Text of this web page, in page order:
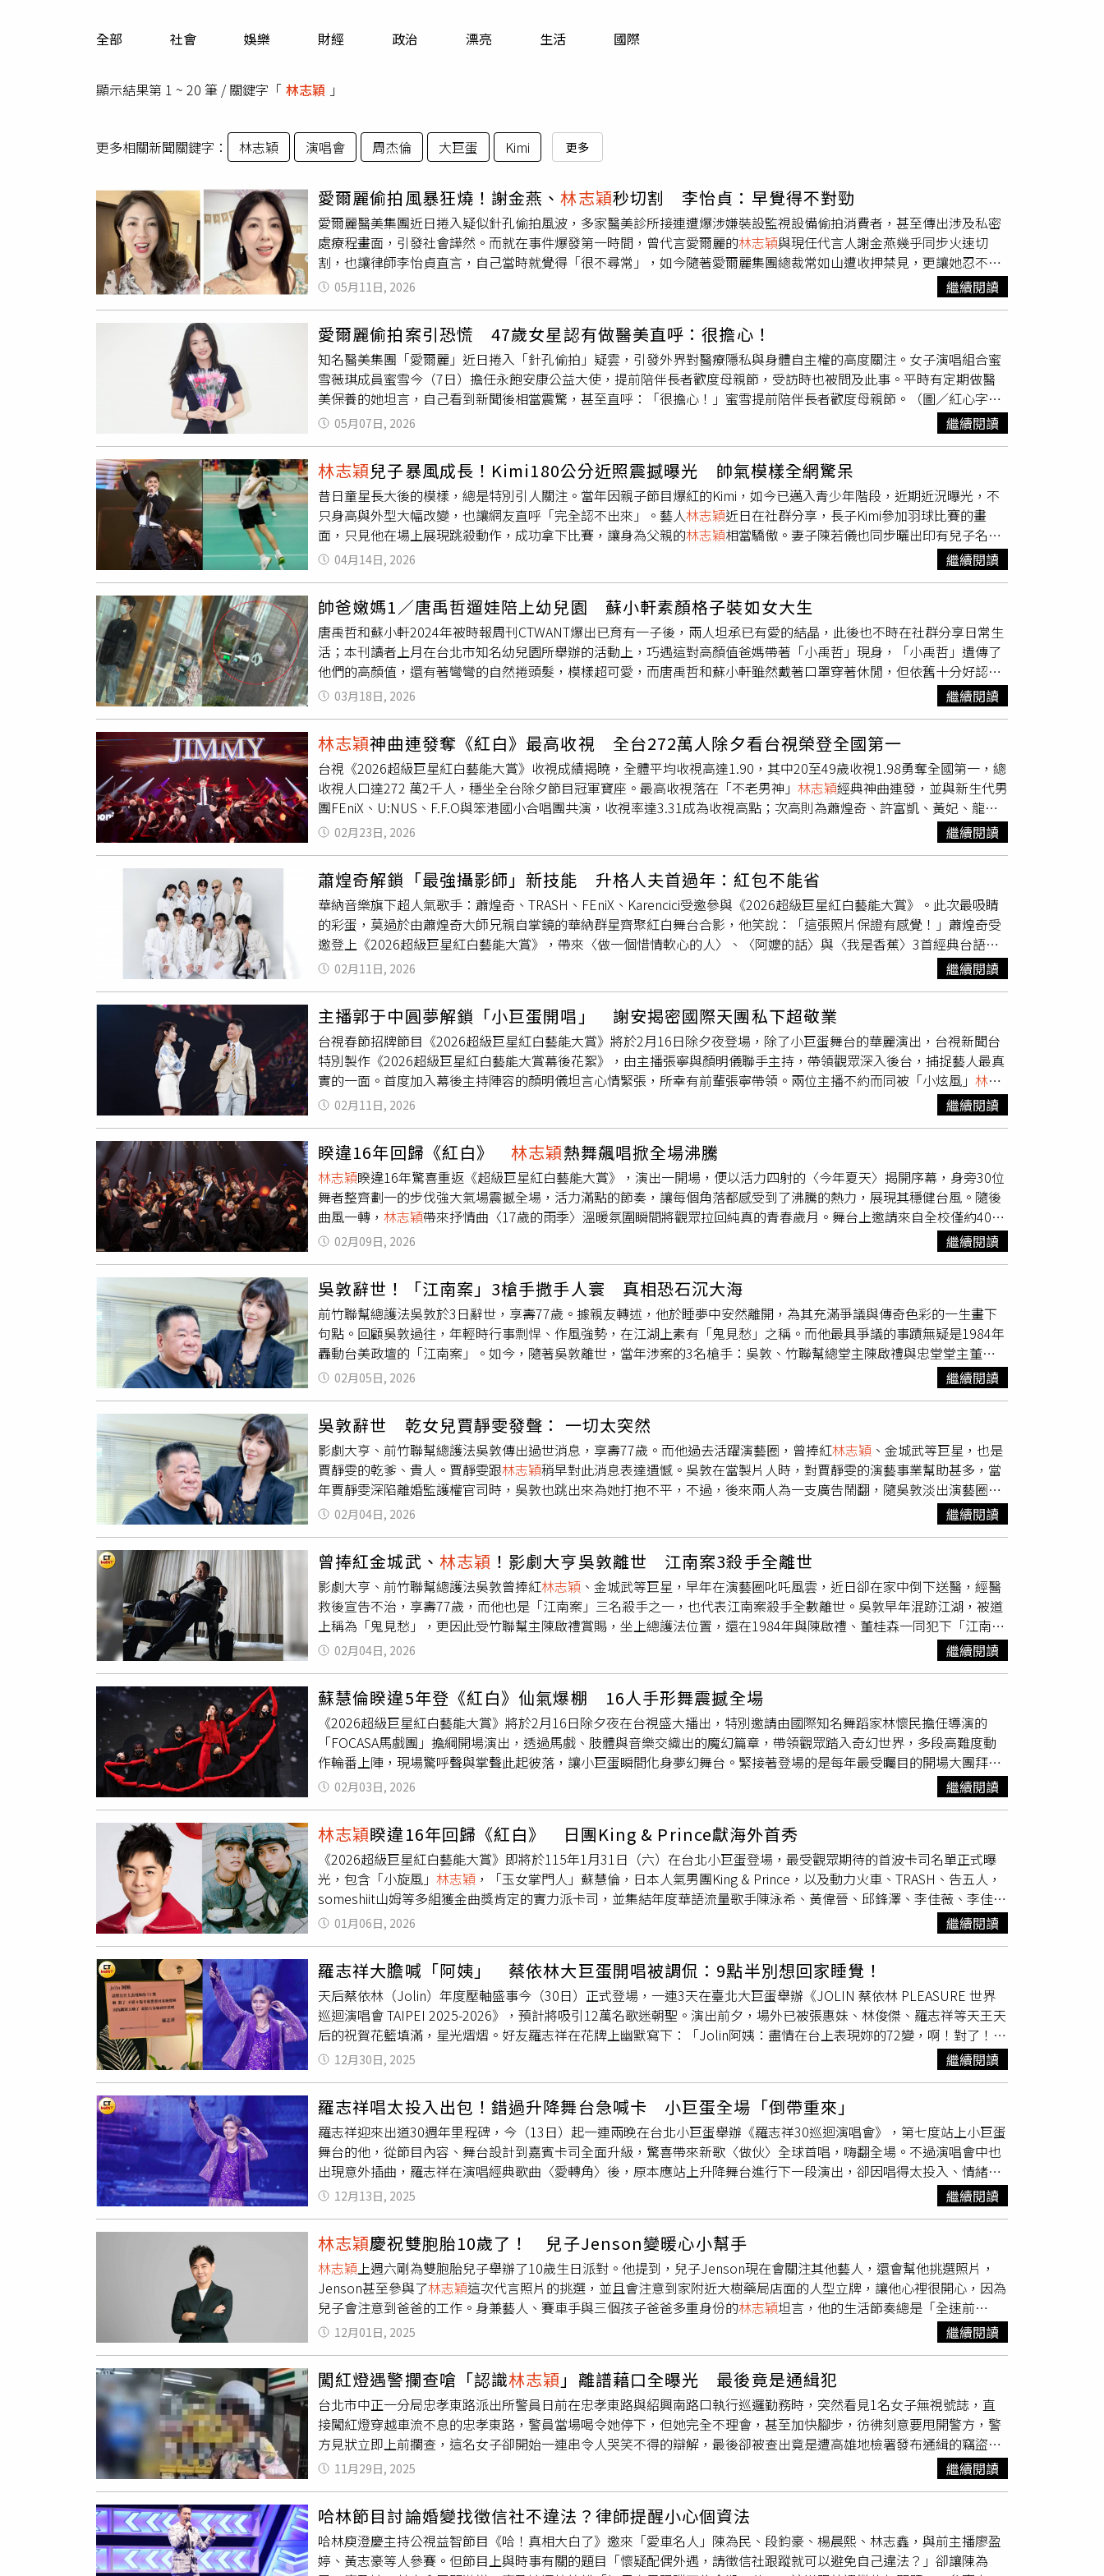
運勢
全部 社會 娛樂 財經 政治 漂亮 生活 國際
顯示結果第 1 ~ 20 筆 / 關鍵字「 林志穎 」
更多相關新聞關鍵字： 林志穎 演唱會 周杰倫 大巨蛋 Kimi 更多
愛爾麗偷拍風暴狂燒！謝金燕、林志穎秒切割 李怡貞：早覺得不對勁
愛爾麗醫美集團近日捲入疑似針孔偷拍風波，多家醫美診所接連遭爆涉嫌裝設監視設備偷拍消費者，甚至傳出涉及私密
處療程畫面，引發社會譁然。而就在事件爆發第一時間，曾代言愛爾麗的林志穎與現任代言人謝金燕幾乎同步火速切
割，也讓律師李怡貞直言，自己當時就覺得「很不尋常」，如今隨著愛爾麗集團總裁常如山遭收押禁見，更讓她忍不住
驚呼：「果然後面還有事。」李怡貞近日發文表示，這幾天持續觀察偷拍案新聞風向與後續進展，而最先讓她感到疑惑
切割代言的速度實在太快。她坦言，一般藝人若與品牌合作多年，當品牌出現爭議時，通常都
直覺認為「事情恐怕不單純」。其中林志穎已公開表示，自己與愛爾麗的合作早已結束，並強調「一切交由司法處
理」；謝金燕方面也迅速切割相關合作。李怡貞則直言，兩人動作之快，真的相當少見，而後續發展也印證她的懷疑，
愛爾麗集團總裁常如山目前已遭收押禁見，事件持續向上延燒。除此之外，李怡貞也提到，另一位曾代言相關診所的許
藍方，在診所遭爆偷拍後，則是立刻發出「保留立場」聲明，但目前相關代言內容並未全面撤下。她直言，如果偷拍內
容涉及女性私密處醫美療程，其恐怖程度甚至「比廁所針孔偷拍還可怕」。李怡貞指出，在專業醫療環境中，未經患者
明確同意偷拍、錄影，甚至讓對方誤以為只是公共區域監視用途，卻實際錄下醫療與手術過程，早已嚴重侵犯隱私與身
體自主權。她也以自身律師工作舉例表示，即便法律諮詢需要錄音，也一定要事前取得當事人同意並清楚說明用途，
「未經同意，不得偷偷攝錄兩造間對話，本來就是專業倫理基本素養」。李怡貞進一步透露，近期網路甚至流傳，有部
分醫美診所會找網紅拍攝業配、體驗女性私密處醫美，而背後疑似與黃子佼相關的「創意私房」案件有所關聯。雖然消
息真偽尚未證實，但她坦言，「光想到就細思極恐」。她也忍不住質疑：「手術行為真的適合拿來業配或推廣嗎？」李
怡貞指出，女性在進行私密部位療程時，過程中難免會出現呻吟、脆弱狀態，甚至部分侵入式療程，可能涉及長型醫療
器具進入身體的畫面，「這樣的內容，創意私房會喜歡嗎？我想，我們其實都有答案了。」李怡貞最後無奈感嘆，如今
這個社會被惡意與邪惡滲透的速度，比大家想像中還快，網路世界更充斥許多包裝成甜美誘惑、實際卻可能將人拖入深
淵的「蜜糖」。她也提醒家長與年輕人，這個時代早已不同，除了要學會辨別是非，更要懂得保護自己與下一代的隱私
與安全。
05月11日, 2026 繼續閱讀
愛爾麗偷拍案引恐慌 47歲女星認有做醫美直呼：很擔心！
知名醫美集團「愛爾麗」近日捲入「針孔偷拍」疑雲，引發外界對醫療隱私與身體自主權的高度關注。女子演唱組合蜜
雪薇琪成員蜜雪今（7日）擔任永飽安康公益大使，提前陪伴長者歡度母親節，受訪時也被問及此事。平時有定期做醫
美保養的她坦言，自己看到新聞後相當震驚，甚至直呼：「很擔心！」蜜雪提前陪伴長者歡度母親節。（圖／紅心字會
提供）蜜雪透露，自己過去曾到醫美診所進行去斑、美白等保養療程，因此特別有感，「原本以為只有飯店才有可能會
有，自己當然也會擔心，因為是很隱私的事，會去醫美的人都是愛美的人，或者剛做完醫美不想被別人看到」。她以女
件持續擴大，也讓多位曾合作藝人陸續表態。現任代言人謝金燕第一時間便透過經紀公司發聲，表示已向業者查證，對
方雖否認有侵害行為，並稱相關設備已停用，但她仍認為事件已踩到底線，因此要求全面停止使用其肖像作為任何宣傳
用途。而曾與愛爾麗合作的林志穎，昨也透過經紀團隊表示，雙方合作已於今年正式結束，對於案件細節不便多做回
應，「一切交由司法」，低調切割爭議。隨著風波延燒，外界也發現愛爾麗官方臉書原本使用謝金燕作為大頭貼及封面
照片，已於昨晚悄悄更換，改以AI生成的美女圖片取代，相關動作再度引發網友熱議，也讓整起事件持續成為外界關注
05月07日, 2026 繼續閱讀
林志穎兒子暴風成長！Kimi180公分近照震撼曝光 帥氣模樣全網驚呆
昔日童星長大後的模樣，總是特別引人關注。當年因親子節目爆紅的Kimi，如今已邁入青少年階段，近期近況曝光，不
只身高與外型大幅改變，也讓網友直呼「完全認不出來」。藝人林志穎近日在社群分享，長子Kimi參加羽球比賽的畫
面，只見他在場上展現跳殺動作，成功拿下比賽，讓身為父親的林志穎相當驕傲。妻子陳若儀也同步曬出印有兒子名字
的應援T恤，並寫下「proud mama」，一家人對Kimi的表現感到與有榮焉。妻子陳若儀也同步曬出印有兒子名字的應援
T恤。（圖／翻攝自陳若儀IG）隨著話題延燒，網路上也流傳Kimi的正面近照。照片中，Kimi身穿運動服、手持羽球拍，
整體氣質陽光自信，與當年參與《爸爸去哪兒》時的稚嫩模樣形成強烈對比。部分網友認為Kimi眉眼仍帶有父親年輕時
的神韻，但整體外型更偏向母親。林志穎在2013年帶著年僅約3歲的Kimi參加《爸爸去哪兒》第1季後，讓兒子迅速走
紅。不過為了孩子的成長與學習環境，林志穎在Kimi就讀小學後，便減少曝光，讓他回歸一般學生生活。Kimi整體氣質
陽光自信，與當年參與《爸爸去哪兒》時的稚嫩模樣形成強烈對比。（圖／翻攝自微博）林志穎曾在2024年底於廣西音
樂節演出時透露，Kimi身高已達180cm，近來熱愛羽球運動，經常練習跳殺動作，讓他看了十分欣慰。林志穎當時也笑
問台下觀眾：「希望將來有一天，他（Kimi）可以出來比賽，你們會支持他嗎？」獲得全場熱烈回應。近期曝光的照片
顯示，16歲的Kimi已褪去童年圓潤臉龐，五官輪廓更加分明、身形修長，整體氣質穩重成熟。網友紛紛留言表示，「長
大變帥了」、「越來越像媽媽」，再度掀起一波回憶與討論熱潮。 更多三立新聞網報導． 蕭薔《浪姐7》霸氣爆棚！為
隊員扛責金句補刀 全場跪了． 《逐玉》鄧凱看直播被炎上！粉絲暴怒 女主播嚇壞刪文喊：「我服了」． 人妻自挖
坑？蔡允潔一句「正不正」老公神回全炸 出口全網傻眼
04月14日, 2026 繼續閱讀
帥爸嫩媽1／唐禹哲遛娃陪上幼兒園 蘇小軒素顏格子裝如女大生
唐禹哲和蘇小軒2024年被時報周刊CTWANT爆出已育有一子後，兩人坦承已有愛的結晶，此後也不時在社群分享日常生
活；本刊讀者上月在台北市知名幼兒園所舉辦的活動上，巧遇這對高顏值爸媽帶著「小禹哲」現身，「小禹哲」遺傳了
他們的高顏值，還有著彎彎的自然捲頭髮，模樣超可愛，而唐禹哲和蘇小軒雖然戴著口罩穿著休閒，但依舊十分好認，
認真陪伴著小孩成長的時時刻刻。唐禹哲和蘇小軒雖然打扮休閒又戴口罩，但仍相當好認。（圖／讀者提供）「小禹
哲」遺傳了爸媽的好基因，長相十分可愛。（圖／讀者提供）上月7日有讀者在某知名幼兒園外巧遇唐禹哲和蘇小軒，
帶著今年4歲的「小禹哲」，參加該園所舉辦的活動，有別於平時蘇小軒在社群上分享自己穿著各式漂亮合身的洋裝打
扮，而是換上格子襯衫配上素顏，看起來相當年輕如同女大生一般，至於唐禹哲則依舊穿的是他平時偏好的黑色T恤，
年輕父母看來頗有型。唐禹哲還將「小禹哲」扛上肩頭，「小禹哲」腳上的紅色名牌球鞋很搶眼，帥氣父子倆很難讓人
不多看幾眼，而蘇小軒則一直溫柔地在一旁注視著，雖然去年9月兩人被爆已登記結婚，對此他們並未做出回應，但已
在當個好父母的路上進行著。唐禹哲曾於2023年在節目錄影時向蘇小軒求婚。（圖／翻攝自微博）本刊曾在2024年拍到
唐禹哲和蘇小軒帶著兒子去公園玩。（圖／本刊攝影組）唐禹哲2023年11月在錄製《披荊斬棘的哥哥》節目，無預警向
大方出借，求婚成功後，他又自爆和前女友已有11歲的私生子，並說蘇小
軒也知情。但才事隔四個月，在2024年3月，本刊捕捉到他們不僅是兩人世界，更戲劇性地演化成「一家三口」，一牽
著一個年約2歲的小孩到公園玩，上演親子樂園的畫面實在讓人驚掉下巴。唐禹哲與蘇小軒常分享一家三口的可愛照
片。（圖／翻攝自臉書）新聞曝光後，蘇小軒隨即在臉書上PO出跟小孩的合照，並寫下：「本來想找個好一點的時機點
跟大家說，我的小情人。」認了本刊所拍到的就是她與唐禹哲所生的孩子，但年輕貌美，身材好到看不出已是一個孩子
的媽。而唐禹哲也發文強調「自己私底下習慣生活低調，不喜歡張揚，爭搶，……除了自己，也不是很希望我的任何家
人因為我被注目，或公開去說，所以很多事情選擇不回應，想给家人空間和保護。」但也表示以後如果大家想看就會分
享，希望得到大家祝福。而小倆口也真沒食言，此後經常分享可愛的親子生活照，看起來十分幸福。
03月18日, 2026 繼續閱讀
林志穎神曲連發奪《紅白》最高收視 全台272萬人除夕看台視榮登全國第一
台視《2026超級巨星紅白藝能大賞》收視成績揭曉，全體平均收視高達1.90，其中20至49歲收視1.98勇奪全國第一，總
收視人口達272 萬2千人，穩坐全台除夕節目冠軍寶座。最高收視落在「不老男神」 林志穎經典神曲連發，並與新生代男
團FEniX、U:NUS、F.F.O與笨港國小合唱團共演，收視率達3.31成為收視高點；次高則為蕭煌奇、許富凱、黃妃、龍千
玉等四大歌王歌后的紅白擔擔麵台語劇；八三夭與 &TEAM NICHOLAS的驚喜合作〈想見你想見你想見你〉，則是節目
第三高。而除夕當日，台視官方YouTube直播引發熱烈討論，吸引許多King & Prince與&TEAM的日本粉絲觀看，並紛紛
留言：「很喜歡台灣紅白的歌詞字幕，跟著歌曲情境設計非常漂亮好看」，此外，台視八點檔《寶島西米樂》的廣告也
讓日本網友留下深刻印象，由日文發音「背広」衍生的「西米樂」名稱增添親切感，使聊天室出現滿滿「背広」留言。
今（23日）台視舉辦新春開工團拜，董事長黃崧發放開工紅包並勉勵同仁，指出今年將是「馬不停蹄」的一年。台視將
轉播2026WBC世界棒球經典賽、2026FIFA世界盃等國際賽事，並承辦金曲獎與金馬獎兩大盛典。主播群林益如、鄔凱
雯、侯乃榕等人也出席分享溫馨年節時光，共同祈願新的一年再創亮眼成績。蕭煌奇、許富凱、黃妃、龍千玉等四大歌
王歌后的紅白擔擔麵台語劇，創下收視佳績。（圖／台視提供）
02月23日, 2026 繼續閱讀
蕭煌奇解鎖「最強攝影師」新技能 升格人夫首過年：紅包不能省
華納音樂旗下超人氣歌手：蕭煌奇、TRASH、FEniX、Karencici受邀參與《2026超級巨星紅白藝能大賞》。此次最吸睛
的彩蛋，莫過於由蕭煌奇大師兄親自掌鏡的華納群星齊聚紅白舞台合影，他笑說：「這張照片保證有感覺！」蕭煌奇受
邀登上《2026超級巨星紅白藝能大賞》，帶來〈做一個惜情軟心的人〉、〈阿嬤的話〉與〈我是香蕉〉3首經典台語歌
曲之外，他也化身「最強攝影師」，親自掌鏡為華納群星留下紅白舞台珍貴合照，繼當司機後再解鎖新技能。年初蕭煌
奇交往一年多的女友正式登記結婚，他笑說：「今年多了一個新身份，要陪老婆回娘家，所以娘家那邊的紅包也不能
省。」蕭煌奇化身攝影師，親自掌鏡為華納群星留下紅白舞台珍貴合照，繼當司機後再解鎖新技能。（圖／華納音樂提
供）TRASH受邀參演《2026超級巨星紅白藝能大賞》，帶來〈幸福的末班車〉與〈終究還是因為愛〉兩首代表作，唱出
細膩情感與穩健現場實力，為除夕夜留下深刻回憶。Karencici擔任紅隊開場嘉賓，以熱力十足的演出掀開整晚序幕，演
唱〈Baby I〉與〈Pretty Girl Things〉兩首代表作，完美呈現她在2025年跨界與音樂上的重要進展。而為白隊擔任開場
的FEniX，這次更與不老男神林志穎攜手帶來跨世代合作舞台，5位成員展現穩健現場實力。展望2026，承隆盼事業持續
精進，浦洋許願再辦演唱會與推新專輯，峻廷期待弟弟們退伍後重啟演出，家齊盼工作不間斷，MAX則立下目標：「希
02月11日, 2026 繼續閱讀
主播郭于中圓夢解鎖「小巨蛋開唱」 謝安揭密國際天團私下超敬業
台視春節招牌節目《2026超級巨星紅白藝能大賞》將於2月16日除夕夜登場，除了小巨蛋舞台的華麗演出，台視新聞台
特別製作《2026超級巨星紅白藝能大賞幕後花絮》，由主播張寧與顏明儀聯手主持，帶領觀眾深入後台，捕捉藝人最真
實的一面。首度加入幕後主持陣容的顏明儀坦言心情緊張，所幸有前輩張寧帶領。兩位主播不約而同被「小炫風」 林志
穎 圈粉，張寧大讚其親切且充滿舞台魅力；身為賽車迷的顏明儀則在彩排時看得目不轉睛。此外，國際嘉賓King &
Prince與&TEAM的表現也令她們印象深刻，藝人們努力用中文互動，讓現場氣氛既專業又溫暖。張寧（左）攜手顏明儀
主持《紅白》幕後花絮。（圖／台視提供）負責暖場主持的郭于中與陳酈亭，今年也寫下新紀錄。郭于中成功圓夢，成
為首位在小巨蛋舞台高歌的主播，直呼「超級滿足！」也期待未來還有機會再度站上小巨蛋舞台高歌一曲。初登大舞台
的陳酈亭則自曝「緊張到快吐了」，靠著反覆練習與搭檔鼓勵，才將壓力轉化為興奮，與滿場觀眾共度歡樂時光。主播
謝安此次負責迎接King & Prince與&TEAM。她透露，King & Prince私下默契十足，爽快答應現場演出，片段曝光後更引
發日本網友熱議。而&TEAM對細節的極高要求也讓她動容，團員在台下瘋狂練習中文發音，展現高度專業。謝安擔任
King & Prince與&TEAM記者會主持人。（圖／台視提供）春節假期將至，主播群也分享規劃。張寧將為父親慶祝七十大
壽，顏明儀計畫赴台中體驗卡丁車，郭于中則回高雄朝聖「超人力霸王」。謝安除了在棚內陪伴觀眾守歲，更規劃了個
人滑雪特訓，準備為下個雪季精進基本功。
02月11日, 2026 繼續閱讀
睽違16年回歸《紅白》林志穎熱舞飆唱掀全場沸騰
林志穎睽違16年驚喜重返《超級巨星紅白藝能大賞》，演出一開場，便以活力四射的〈今年夏天〉揭開序幕，身旁30位
舞者整齊劃一的步伐強大氣場震撼全場，活力滿點的節奏，讓每個角落都感受到了沸騰的熱力，展現其穩健台風。隨後
曲風一轉， 林志穎帶來抒情曲〈17歲的雨季〉溫暖氛圍瞬間將觀眾拉回純真的青春歲月。舞台上邀請來自全校僅約40名
學生的桃園笨港國小合唱團員同台，18位孩子穿著純白上衣，與
的帥氣黑色夾克相互輝映，如繁星點點點亮夜
溫潤的歌聲交織，溫暖而澎湃的氛圍讓全場觀眾跟著大合唱，也為偏鄉孩子搭起被世界看
見的音樂舞台，期待社會能給予更多支持與關注，小巨蛋瞬間沉浸在幸福的音樂國度。
F.F.O三組人氣男團，帶來表演的最後壓軸高潮，將神曲〈不是每個戀曲都有美好回憶〉重新編曲共同演繹。三組團體在
小舞台輪番展現極具爆發力的Rap，隨後林志穎神速換裝，再度回到舞台核心領軍共舞，迸發出強烈火花，氣勢磅礡的
演出締造了當晚最令人屏息的震撼名場面。演出結束後，林志穎親切和好久不見的粉絲打招呼，並送上新年祝福：「一
馬當先、馬力全開」，看到香港粉絲還立刻用廣東話打招呼，相當寵粉。 林志穎也在台上向Lulu道恭喜，並祝福她「馬
上有個馬寶寶！」除了精采絕倫的演出，
更在台上展現親民魅力，與現場觀眾大玩骰子比大小、豪爽送出新春紅
摸了摸口袋，笑說：「我表演身上沒帶現金，可以轉帳嗎?」主持人Lulu隨即提議由
她加碼， 林志穎一聽她要自掏腰包，立刻笑說：「這樣用你的奶粉錢，不好意思啦！」讓Lulu連忙澄清：「我還沒懷
啦！」談到新的一年，林志穎也透露自己最大的期待，就是「推出新作品、舉辦演唱會」，一席話立刻讓現場粉絲充滿
期待，為即將到來的除夕夜再添一波驚喜。林志穎率領FEniX、U:NUS及F.F.O三組人氣男團，帶來表演的最後壓軸高
潮。（圖／台視提供）
02月09日, 2026 繼續閱讀
吳敦辭世！「江南案」3槍手撒手人寰 真相恐石沉大海
前竹聯幫總護法吳敦於3日辭世，享壽77歲。據親友轉述，他於睡夢中安然離開，為其充滿爭議與傳奇色彩的一生畫下
句點。回顧吳敦過往，年輕時行事剽悍、作風強勢，在江湖上素有「鬼見愁」之稱。而他最具爭議的事蹟無疑是1984年
轟動台美政壇的「江南案」。如今，隨著吳敦離世，當年涉案的3名槍手：吳敦、竹聯幫總堂主陳啟禮與忠堂堂主董桂
森，均已不在人世，真相恐石沉大海。據《ETtoday新聞雲》報導，「江南案」是1984年10月15日由中華民國國防部情
報局主導，在美國實行的1場刺殺行動。華裔美籍作家劉宜良（筆名「江南」），在美國加州遭到國防部情報局吸收的
台灣黑道竹聯幫份子刺殺身亡。據悉，1967年取得美國國籍的劉宜良長年旅居美國，1984年出版《蔣經國傳》，內容包
括蔣家內部與中國國民黨內部之派系鬥爭，被視為「打擊領袖威信」。當局起初曾透過威逼利誘要求劉宜良停筆，但未
能奏效。劉隨後更著手準備撰寫前台灣省主席吳國禎傳記，內容涉及吳國禎在任內與蔣經國之間的權力衝突及其遭受的
政治壓力。相關動向引發國民政府高度警戒，最終釀成殺機。1984年，國防部情報局派遣台灣竹聯幫首任總堂主陳啟禮
率吳敦和董桂森2人，前往美國執行「鋤奸計畫」。10月10日，3人找到住在加州德里市的劉宜良，進行跟蹤，並於10月
15日上午完成埋伏行動，當時董桂森持左輪手槍朝劉宜良眉心開槍，劉中彈倒地後，吳敦再依標準程序朝劉的胸部、腹
部補開了2槍確認。3人在結束任務後，依原計畫逃回台灣。為了逮捕兇手，美國聯邦調查局對此跨境犯罪進行調查，並
於1984年11月27日宣告破案，美國政府通知駐美代表，要求逮捕陳啟禮等3人歸案。1985年1月10日，美國國務院告知
國民黨政府，聯邦調查局已對中華民國情治單位監聽的電話錄音，找到陳啟禮作案後回報情報局的電話，且返台後又有
幾位情報局代表接機等證據，證實情報局介入此事。為此，美國國務院對此事件表達嚴重關切，因為國外情報機構公然
派殺手到美國本土刺殺美國公民，使得2國關係陷入緊張，美國國務院也不斷提示本案將影響對台軍售，給國民黨政府
施加強大壓力 。在美方施壓下，中華民國政府雖承認江南案為情報局官員主使的「秘密制裁」，但仍強調本案乃情報局
官員獨斷專行所致，非總統蔣經國授意，並因此逮捕了情報局長汪希苓、副局長胡儀敏、第三處副處長陳虎門等人，且
堅持涉案人員在台灣審理。隨後陳啟禮與吳敦被判無期徒刑，但由於2人暗殺劉江南有功，在獄中享有抽菸、電磁爐煮
龍蝦等一般囚犯沒有的特權待遇，且在服刑6年多後就陸續出獄。而董桂森則於案發後潛逃海外，最終在巴西落網並被
引渡至美國受審，成為本案唯一被引渡至美國審判的嫌犯，他因謀殺與販毒等罪名被判刑47年，在賓州服刑。然而1991
年2月，他在獄中捲入鬥毆事件，疑遭華青幫殺手刺殺身亡。陳啟禮出獄後則是在1996年前往柬埔寨發展，2007年因胰
臟癌赴香港治療，同年病逝。至於吳敦，假釋出獄後轉向影視產業，曾扶植林志穎、金城武、徐若瑄和賈靜雯等藝人，
晚年健康欠佳，最終於本月3日在睡夢中辭世。至此，「江南案」3名主要行動者均已逝世。由於此案屬政治暗殺，3人
當年擔憂遭到滅口，曾預錄錄音帶，自述行動係受國民黨指使。事後竹聯幫認為遭到「過河拆橋」，由創幫成員之一的
「白狼」張安樂，在美國公開錄音內容，指稱蔣經國次子蔣孝武涉案，引發國際輿論譁然。蔣家對此始終否認，但蔣孝
武之後仍被外放至日本和新加坡，逐漸淡出政府決策的核心。1986年，蔣經國宣布終結蔣家世襲安排，被視為中華民國
政治史上邁向民主化的重要轉折之一。儘管司法程序曾告一段落，關於幕後決策層級與政治責任歸屬，長年來仍各說各
話。隨著3名槍手相繼離世，關鍵證人凋零，「江南案」的真相恐愈發撲朔迷離。
02月05日, 2026 繼續閱讀
吳敦辭世 乾女兒賈靜雯發聲： 一切太突然
影劇大亨、前竹聯幫總護法吳敦傳出過世消息，享壽77歲。而他過去活躍演藝圈，曾捧紅林志穎 、金城武等巨星，也是
賈靜雯的乾爹、貴人。賈靜雯跟林志穎稍早對此消息表達遺憾。吳敦在當製片人時，對賈靜雯的演藝事業幫助甚多，當
年賈靜雯深陷離婚監護權官司時，吳敦也跳出來為她打抱不平，不過，後來兩人為一支廣告鬧翻，隨吳敦淡出演藝圈，
兩人在檯面上就無交集。賈靜雯今正在拍戲，透過同事通知得知噩耗，她回應：「早些聽聞他身體不適在休養，一切太
透過吉米工作室回應，對於這消息感到震驚，也道出對於吳敦當年
提攜的感恩，「出道時非常感謝他的照顧，讓我嘗試了軍教、校園、古裝等不同類型的電影，也有機會能夠與各位前輩
合作，是他讓我成就了許多膾炙人口的角色，甚至之後到香港發展也都是因為吳哥，這一路走來真的非常感謝吳哥，謝
謝吳哥在電影史上的堅持與貢獻，希望他一路好走。」而導演朱延平回覆：「我與吳敦先生合作多年，早期從《烏龍
院》、《逃學》系列，到前幾年的《功夫灌籃》，吳敦投資與出品的亞洲賣座作品無數。吳敦晚年病痛纏身，隱居療
養，子女皆隨伺左右，孝親之情令人感動，我們最後一次見面是月前他回憶錄出版記者會上，那天他難得露面，神情愉
悅，聽聞他昨日是在睡夢中辭世，離苦得樂，祝福他和他的家人。」
02月04日, 2026 繼續閱讀
曾捧紅金城武、 林志穎 ！影劇大亨吳敦離世 江南案3殺手全離世
影劇大亨、前竹聯幫總護法吳敦曾捧紅林志穎 、金城武等巨星，早年在演藝圈叱吒風雲，近日卻在家中倒下送醫，經醫
救後宣告不治，享壽77歲，而他也是「江南案」三名殺手之一，也代表江南案殺手全數離世。吳敦早年混跡江湖，被道
上稱為「鬼見愁」，更因此受竹聯幫主陳啟禮賞賜，坐上總護法位置，還在1984年與陳啟禮、董桂森一同犯下「江南
案」，陳、吳回台受審，監禁6年多後出獄。而吳敦出獄後跨足演藝圈，製作上百部電影和戲劇，包括《旋風小子》、
、金城武等巨星。吳
敦近年則因身體問題逐漸退出螢光幕前，2025年還曾出書談江南案往事，近日卻在家中身體不適，緊急叫來救護車送
醫，但他病情過重仍離世，享壽77歲，家屬悲痛萬分，預計2月15日舉辦告別式。
02月04日, 2026 繼續閱讀
蘇慧倫睽違5年登《紅白》仙氣爆棚 16人手形舞震撼全場
《2026超級巨星紅白藝能大賞》將於2月16日除夕夜在台視盛大播出，特別邀請由國際知名舞蹈家林懷民擔任導演的
「FOCASA馬戲團」擔綱開場演出，透過馬戲、肢體與音樂交織出的魔幻篇章，帶領觀眾踏入奇幻世界，多段高難度動
作輪番上陣，現場驚呼聲與掌聲此起彼落，讓小巨蛋瞬間化身夢幻舞台。緊接著登場的是每年最受矚目的開場大團拜環
節，由總主持人Lulu黃路梓茵、紅隊隊長陳明珠、白隊隊長黃偉晉領軍，超豪華卡司一字排開，氣勢磅礡，特別企劃日
率先亮相，引發全場粉絲尖叫，紅隊陣容集結蘇慧
倫、動力火車、黃妃、辛龍、許富凱、告五人、蔡旻佑、白安、李千娜、顧穎、呂士軒、陳泳希、Karencici；白隊則由
比莉、龍千玉、蕭煌奇、盧廣仲、黃偉晉、李佳薇、李佳歡、八三夭、邱鋒澤、FEniX、J.Sheon、TRASH、山姆組成堅
強陣容，今年也邀請到蕭景鴻（阿弟）、蔣三省、U:NUS、F.F.O、笨港國小合唱團登台進行特別演出，眾卡司齊聚，帶
領全場觀眾高喊祝福「精彩奔騰、馬到成功」，此外，曾莞婷也來到現場，送上祝福「馬上有錢、馬上找到對象」，與
觀眾玩遊戲共迎新春。蘇慧倫睽違5年再度登上《紅白》舞台，率領16位舞者氣勢登台，以整齊畫一的手形舞搭配溫柔
嗓音演唱〈929〉，瞬間擄獲全場觀眾的心，隨後帶來〈黃色月亮〉，並帶上特別製作的5公尺大月亮道具，燈光與造景
呼應歌曲意境，畫面唯美動人，歌聲更將台下歌迷深深吸引。緊接著，比莉以經典歌曲〈什麼都不必說〉登場，炫麗造
型令人眼前一亮，全場觀眾隨之高歌，尖叫聲此起彼落，緊接演唱睽違4年發行的新歌〈阿福羅火山〉，洗腦且強勁的
旋律瞬間點燃全場節奏，觀眾隨音樂揮舞螢光棒，舞台氣氛嗨到最高點。比莉以經典歌曲〈什麼都不必說〉登場。（圖
／台視提供）
02月03日, 2026 繼續閱讀
林志穎睽違16年回歸《紅白》 日團King & Prince獻海外首秀
《2026超級巨星紅白藝能大賞》即將於115年1月31日（六）在台北小巨蛋登場，最受觀眾期待的首波卡司名單正式曝
光，包含「小旋風」 林志穎 ，「玉女掌門人」蘇慧倫，日本人氣男團King & Prince，以及動力火車、TRASH、告五人，
someshiit山姆等多組獲金曲獎肯定的實力派卡司，並集結年度華語流量歌手陳泳希、黃偉晉、邱鋒澤、李佳薇、李佳
歡、李千娜、顧穎、Karencici、白安、蔡旻佑等超強卡司。King & Prince是首度以團體之姿在海外演出，永瀬廉直言非
常開心，並期待登台後能感受到與日本節目不同的氛圍，高橋海人則興奮表示：「非常開心也非常期待！希望我們的音
樂能傳達給還不認識我們的朋友。」
新人第一次演出，很期待也很興奮。」這次演出將帶來出道以來的經典代表作。迎接新一年的忙碌節奏之前，他也格外
珍惜與家人團聚的時光，表示：「過年最重要的是有家人的陪伴。」蘇慧倫將再度登上《紅白》與觀眾共度新年，她透
露這次會有16位舞者助陣，一同為舞台注入活力，並以不同的嘗試帶給觀眾耳目一新的感受，期望與大家一起迎接充滿
能量的新年，在2025年蘇慧倫不僅睽違5年發行新作，也完成了巡迴演出，蘇慧倫分享：「每到了新的一年，我都會希
望有一些新鮮的事情發生。」同時預告今年會帶著新作品與歌迷朋友見面，邀請大家一起期待。李千娜與顧穎母女檔於
《紅白》再度合體，李千娜透露這次將會帶來從未嘗試過的形式與曲風，由顧穎開場當主秀，唱出兩個女孩一路成長的
過程，再由李千娜接棒詮釋耳熟能詳的年代熱曲。先前演唱會中的驚喜合體廣受好評，讓母女倆期待未來能再次合作，
李千娜也不忘帶著滿滿母愛表示：「希望再一次的合體會令大家感動，也更認識、更喜歡顧穎。」
01月06日, 2026 繼續閱讀
羅志祥大膽喊「阿姨」 蔡依林大巨蛋開唱被調侃：9點半別想回家睡覺！
天后蔡依林（Jolin）年度壓軸盛事今（30日）正式登場，一連3天在臺北大巨蛋舉辦《JOLIN 蔡依林 PLEASURE 世界
巡迴演唱會 TAIPEI 2025-2026》，預計將吸引12萬名歌迷朝聖。演出前夕，場外已被張惠妹、林俊傑、羅志祥等天王天
后的祝賀花籃填滿，星光熠熠。好友羅志祥在花牌上幽默寫下：「Jolin阿姨：盡情在台上表現妳的72變，啊！對了！不
要9點半想要回家睡覺喔，因為觀眾太嗨了，就陪大嗨到炸裂吧。」明晚將在台東唱跨年晚會的天后張惠妹也為「親愛
的妹子」獻上祝賀：「愉悅到底，辣翻全場！」好友青峰則說：「祝福蔡依林熬夜大成功，by早上睡的青峰。」演出前
比例，讓粉絲驚呼「還沒開唱就想全包」。此次大巨蛋站製作規格再創新高，從舞台機關到視覺編排皆為指標級設計，
Jolin已準備好以最高規格的「愉悅宇宙」，帶領歌迷跨越 2025、迎向 2026。青峰與林志穎夫婦都送上花籃。（圖／常
朝貴攝）
12月30日, 2025 繼續閱讀
羅志祥唱太投入出包！錯過升降舞台急喊卡 小巨蛋全場「倒帶重來」
羅志祥迎來出道30週年里程碑，今（13日）起一連兩晚在台北小巨蛋舉辦《羅志祥30巡迴演唱會》，第七度站上小巨蛋
舞台的他，從節目內容、舞台設計到嘉賓卡司全面升級，驚喜帶來新歌〈做伙〉全球首唱，嗨翻全場。不過演唱會中也
出現意外插曲，羅志祥在演唱經典歌曲〈愛轉角〉後，原本應站上升降舞台進行下一段演出，卻因唱得太投入、情緒太
滿，竟忘了走到預定位置，等到升降舞台升起時，他仍站在台下，讓全場一愣。羅志祥隨即尷尬又幽默地喊卡，請全場
「倒帶」重來，自嘲表示：「剛剛唱得很好，情緒也很好，也沒有破音什麼。」現場笑聲與掌聲不斷，他也在重來一次
演唱會同時也收到演藝圈滿滿祝福，包括天后江蕙、林志穎與老婆陳若儀、邱瓈寬、任賢齊等人皆送上花籃與祝賀。
志穎寫下：「恭喜亞洲流行天王出道30週年，創造無數經典與回憶，獨一無二的演唱會，見證最瘋狂的 SHOW
PARTY。」江蕙則祝福：「GOOD SHOW，嗨翻小巨蛋，一起幸福囉！」畢書盡也力挺表示：「舞王小豬哥，王者風範
在林，魅力震撼小巨蛋！」《羅志祥30巡迴演唱會》自2024年高雄首演啟動，巡迴日本、新加坡、澳門等地，展現超高
人氣與舞台實力。繼2023、2024年連續兩年在高雄巨蛋陪伴歌迷跨年後，羅志祥於2025年尾聲再度回到台北，連續兩
12月13日, 2025 繼續閱讀
林志穎慶祝雙胞胎10歲了！ 兒子Jenson變暖心小幫手
林志穎上週六剛為雙胞胎兒子舉辦了10歲生日派對。他提到，兒子Jenson現在會關注其他藝人，還會幫他挑選照片，
Jenson甚至參與了林志穎這次代言照片的挑選，並且會注意到家附近大樹藥局店面的人型立牌，讓他心裡很開心，因為
兒子會注意到爸爸的工作。身兼藝人、賽車手與三個孩子爸爸多重身份的林志穎坦言，他的生活節奏總是「全速前
進」，工作與家庭不斷切換，因此他始終認為健康活力的關鍵就是選對補給、保持最佳狀態。最近他接下擔任連鎖藥局
品牌代言人，現年50歲的他，親揭自己的健康管理秘訣：「健康活力的關鍵其實很簡單，就是選對補給，讓自己隨時保
持最佳狀態。」他最近在IG上分享參與法拉利賽道嘉年華的花絮，他表示，參加原因是對開車的興趣，並非賽車，家人
也支持他做喜歡的事。為了維持體能，他近期都有透過小跑步讓自己多恢復一點，並注重養生。日前他剛完成連續三週
的音樂節演出，中間還遇到大雨，提到應對高強度表演的「體力一條龍」關鍵，林志穎 分享，在演出前會暖身動一動，
自己也盡量保持身體微熱，演出後身體流汗時更要特別注意，避免受涼。他也感動很多粉絲支持著他，關係像朋友也像
家人，他也許下心願，希望能有機會跟大家一起唱到70歲。展望明年2026年，林志穎計畫將會與認識的藝人一起做10場
以上的音樂巡演，主要的演出內容是將重新製作以前發行過、大家喜愛卻沒有機會聽到的音樂作品重新編曲演出，此
外，他也正在計劃發行新的歌曲，自己也透露目前更有影視界人士接觸，他正在考慮一個自己滿喜歡的腳本，可能有機
會重返電影或戲劇作品。
12月01日, 2025 繼續閱讀
闖紅燈遇警攔查嗆「認識林志穎 」離譜藉口全曝光 最後竟是通緝犯
台北市中正一分局忠孝東路派出所警員日前在忠孝東路與紹興南路口執行巡邏勤務時，突然看見1名女子無視號誌，直
接闖紅燈穿越車流不息的忠孝東路，警員當場喝令她停下，但她完全不理會，甚至加快腳步，彷彿刻意要甩開警方，警
方見狀立即上前攔查，這名女子卻開始一連串令人哭笑不得的辯解，最後卻被查出竟是遭高雄地檢署發布通緝的竊盜
犯。警方表示，這名47歲傅姓女子當時在北市街頭閒晃，行經路口時突然直接闖紅燈，後方警員大喊制止都無效，只好
快步追上。被攔下後，詢問她為何無視紅燈時，傅女竟滿口怪理由，聲稱「因為眼睛被割到，看不清楚標線所以才闖紅
燈」，還裝出一副無辜表情。但警方觀察到她神情閃爍、講話前後矛盾，便要求她報出身分證字號。沒想到，傅女此時
再度開始「演戲」，不但拖拖拉拉不肯報身分，還突然搬出大咖藝人，脫口而出：「我認識
唬弄警方。然警方未受影響，依舊嚴正要求她配合身分查驗。最終在多次催促下，她只好不情願地報出身分證字號。一
經查證，警方果然發現她正是高雄地檢署以竊盜罪通緝在案的嫌犯，警方當場準備上銬逮捕，傅女竟又跳出另一句讓人
11月29日, 2025 繼續閱讀
哈林節目討論婚變找徵信社不違法？律師提醒小心個資法
哈林庾澄慶主持公視益智節目《哈！真相大白了》邀來「愛車名人」陳為民、段鈞豪、楊晨熙、林志鑫，與前主播廖盈
婷、黃志豪等人參賽。但節目上與時事有關的題目「懷疑配偶外遇，請徵信社跟蹤就可以避免自己違法？」卻讓陳為